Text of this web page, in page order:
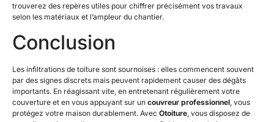
trouverez des repères utiles pour chiffrer précisément vos travaux
selon les matériaux et l’ampleur du chantier.
Conclusion
Les infiltrations de toiture sont sournoises : elles commencent souvent
par des signes discrets mais peuvent rapidement causer des dégâts
importants. En réagissant vite, en entretenant régulièrement votre
couverture et en vous appuyant sur un couvreur professionnel , vous
protégez votre maison durablement. Avec Otoiture , vous disposez de